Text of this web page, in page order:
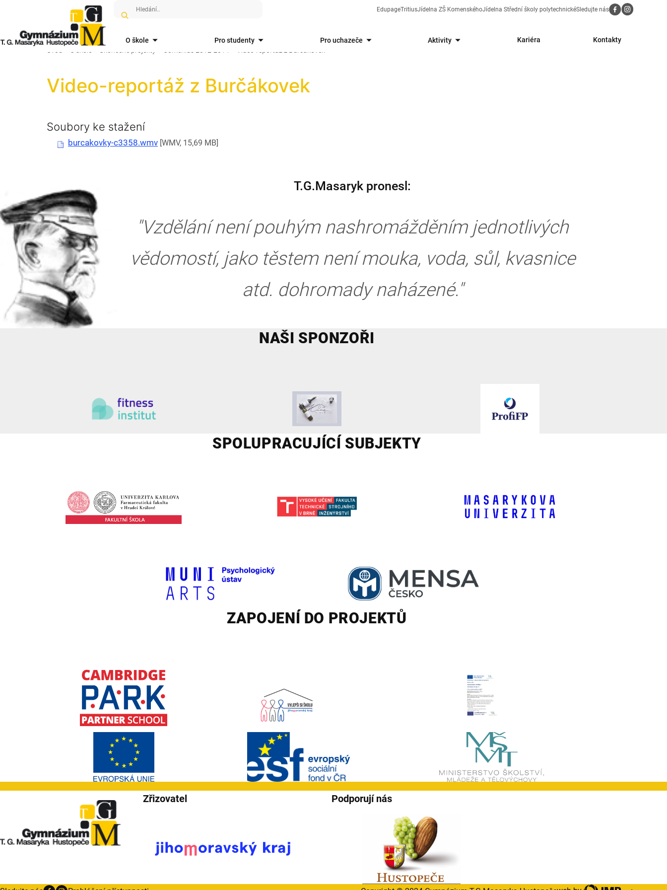
EdupageTritiusJídelna ZŠ KomenskéhoJídelna Střední školy polytechnickéSledujte nás
O škole Pro studenty Pro uchazeče Aktivity Kariéra
Kontakty
Video-reportáž z Burčákovek
Soubory ke stažení
burcakovky-c3358.wmv [WMV, 15,69 MB]
T.G.Masaryk pronesl:
"Vzdělání není pouhým nashromážděním jednotlivých
vědomostí, jako těstem není mouka, voda, sůl, kvasnice
atd. dohromady naházené."
NAŠI SPONZOŘI
SPOLUPRACUJÍCÍ SUBJEKTY
ZAPOJENÍ DO PROJEKTŮ
Zřizovatel Podporují nás